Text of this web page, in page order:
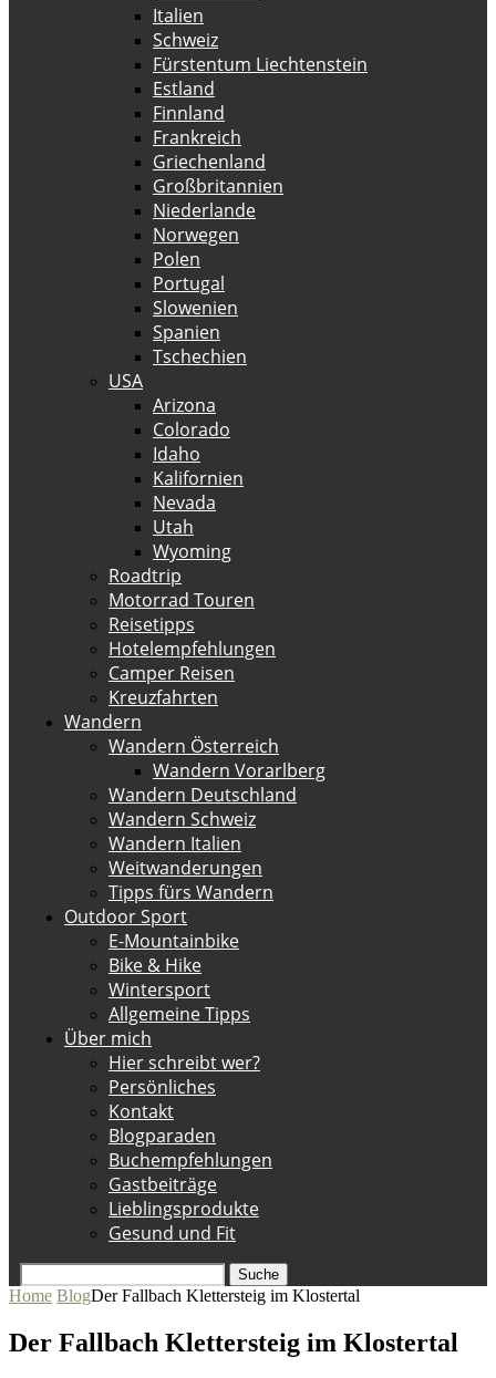
Italien
Schweiz
Fürstentum Liechtenstein
Estland
Finnland
Frankreich
Griechenland
Großbritannien
Niederlande
Norwegen
Polen
Portugal
Slowenien
Spanien
Tschechien
USA
Arizona
Colorado
Idaho
Kalifornien
Nevada
Utah
Wyoming
Roadtrip
Motorrad Touren
Reisetipps
Hotelempfehlungen
Camper Reisen
Kreuzfahrten
Wandern
Wandern Österreich
Wandern Vorarlberg
Wandern Deutschland
Wandern Schweiz
Wandern Italien
Weitwanderungen
Tipps fürs Wandern
Outdoor Sport
E-Mountainbike
Bike & Hike
Wintersport
Allgemeine Tipps
Über mich
Hier schreibt wer?
Persönliches
Kontakt
Blogparaden
Buchempfehlungen
Gastbeiträge
Lieblingsprodukte
Gesund und Fit
Suche
Home BlogDer Fallbach Klettersteig im Klostertal
Der Fallbach Klettersteig im Klostertal